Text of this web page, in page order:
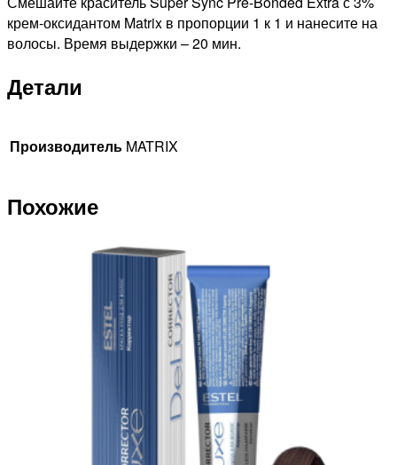
крем-оксидантом Matrix в пропорции 1 к 1 и нанесите на
волосы. Время выдержки – 20 мин.
Детали
Производитель MATRIX
Похожие